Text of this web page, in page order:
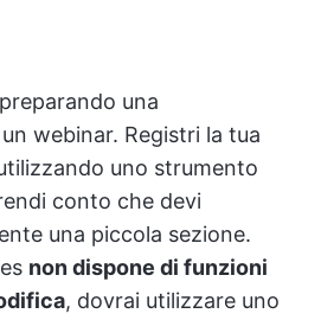
una
webinar. Registri la tua
uno strumento
conto che devi
una piccola sezione.
non dispone di funzioni
, dovrai utilizzare uno